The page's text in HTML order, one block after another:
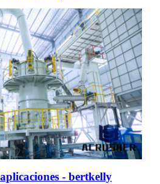
- bertkelly